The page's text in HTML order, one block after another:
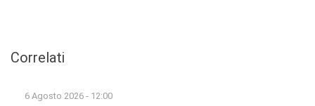
Correlati
6 Agosto 2026 - 12:00